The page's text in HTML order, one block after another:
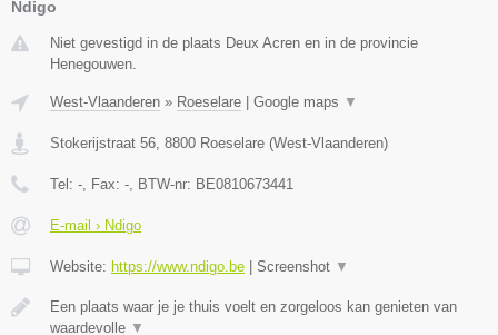
Ndigo
Niet gevestigd in de plaats Deux Acren en in de provincie
Henegouwen.
West-Vlaanderen » Roeselare Google maps ▼
Stokerijstraat 56 8800 Roeselare (West-Vlaanderen)
Tel: - , Fax: - , BTW-nr: BE0810673441
E-mail › Ndigo
Website: https://www.ndigo.be Screenshot ▼
Een plaats waar je je thuis voelt en zorgeloos kan genieten van
waardevolle ▼